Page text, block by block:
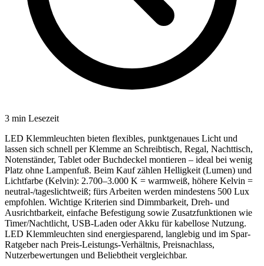
3 min Lesezeit
LED Klemmleuchten bieten flexibles, punktgenaues Licht und
lassen sich schnell per Klemme an Schreibtisch, Regal, Nachttisch,
Notenständer, Tablet oder Buchdeckel montieren – ideal bei wenig
Platz ohne Lampenfuß. Beim Kauf zählen Helligkeit (Lumen) und
Lichtfarbe (Kelvin): 2.700–3.000 K = warmweiß, höhere Kelvin =
neutral-/tageslichtweiß; fürs Arbeiten werden mindestens 500 Lux
empfohlen. Wichtige Kriterien sind Dimmbarkeit, Dreh- und
Ausrichtbarkeit, einfache Befestigung sowie Zusatzfunktionen wie
Timer/Nachtlicht, USB-Laden oder Akku für kabellose Nutzung.
LED Klemmleuchten sind energiesparend, langlebig und im Spar-
Ratgeber nach Preis-Leistungs-Verhältnis, Preisnachlass,
Nutzerbewertungen und Beliebtheit vergleichbar.